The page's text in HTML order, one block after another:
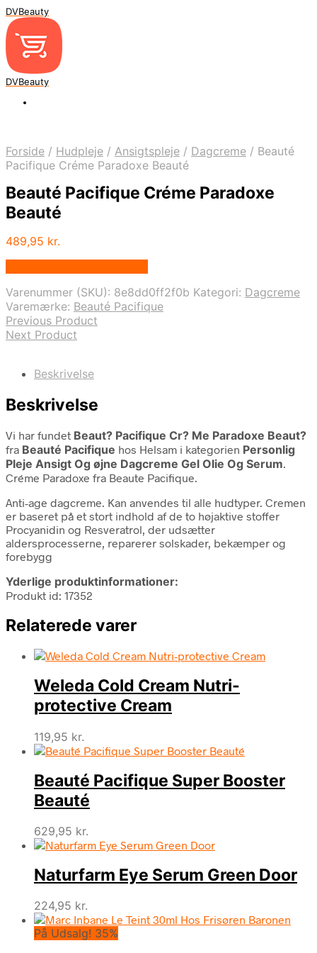
DVBeauty
DVBeauty
Forside / Hudpleje / Ansigtspleje / Dagcreme / Beauté
Pacifique Créme Paradoxe Beauté
Beauté Pacifique Créme Paradoxe
Beauté
489,95 kr.
Varenummer (SKU): 8e8dd0ff2f0b Kategori: Dagcreme
Varemærke: Beauté Pacifique
Previous Product
Next Product
Beskrivelse
Beskrivelse
Vi har fundet Beaut? Pacifique Cr? Me Paradoxe Beaut?
fra Beauté Pacifique hos Helsam i kategorien Personlig
Pleje Ansigt Og øjne Dagcreme Gel Olie Og Serum.
Créme Paradoxe fra Beaute Pacifique.
Anti-age dagcreme. Kan anvendes til alle hudtyper. Cremen
er baseret på et stort indhold af de to højaktive stoffer
Procyanidin og Resveratrol, der udsætter
aldersprocesserne, reparerer solskader, bekæmper og
forebygg
Yderlige produktinformationer:
Produkt id: 17352
Relaterede varer
Weleda Cold Cream Nutri-
protective Cream
119,95 kr.
Beauté Pacifique Super Booster
Beauté
629,95 kr.
Naturfarm Eye Serum Green Door
224,95 kr.
På Udsalg! 35%